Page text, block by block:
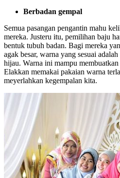
Berbadan gempal
Semua pasangan pengantin mahu
mereka. Justeru itu, pemilihan baju
bentuk tubuh badan. Bagi mereka
agak besar, warna yang sesuai
hijau. Warna ini mampu
Elakkan memakai pakaian warna
meyerlahkan kegempalan kita.